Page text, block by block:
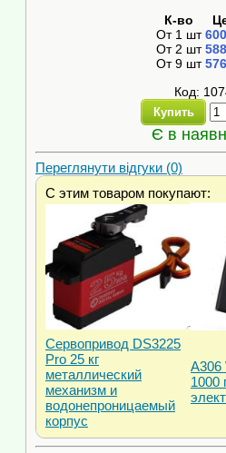
К-во
От 1 шт 600
От 2 шт 588
От 9 шт 576
Код:
Купить
Є в
Переглянути відгуки (0)
С этим товаром покупают:
Сервопривод DS3225
Pro 25 кг
металлический
механизм и
водонепроницаемый
корпус
A306
1000